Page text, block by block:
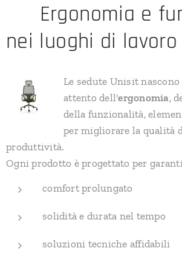
🪑 Ergonomia e
nei luoghi di lavoro
Le sedute Unisit
attento dell'ergonomia,
della funzionalità,
per migliorare la qualità
produttività.
Ogni prodotto è progettato per
comfort prolungato
solidità e durata nel tempo
soluzioni tecniche affidabili